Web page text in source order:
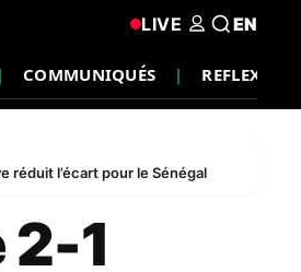
COMMUNIQUÉS REFLEXION
LIVE EN
réduit l’écart pour le Sénégal
2-1